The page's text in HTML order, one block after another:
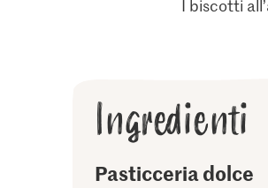
I biscotti
Ingredienti
Pasticceria dolce